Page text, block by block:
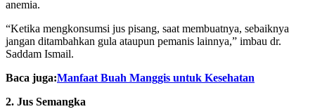
anemia.
“Ketika mengkonsumsi jus pisang, saat membuatnya, sebaiknya
jangan ditambahkan gula ataupun pemanis lainnya,” imbau dr.
Saddam Ismail.
Baca juga:Manfaat Buah Manggis untuk Kesehatan
2. Jus Semangka